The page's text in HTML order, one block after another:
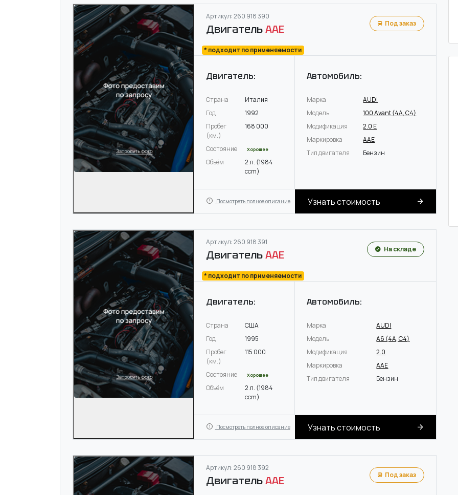
Артикул: 260 918 390
ДвигательAAE
* подходит по применяемости
Под заказ
Двигатель:
Страна
Италия
Год
1992
Пробег
(км.)
168 000
Состояние Хорошее
Объём
2 л. (1984
ccm)
Автомобиль:
Марка
AUDI
Модель
100 Avant (4A, C4)
Модификация
2.0 E
Маркировка
AAE
Тип двигателя
Бензин
Посмотреть полное описание Узнать стоимость
Артикул: 260 918 391
ДвигательAAE
* подходит по применяемости
На складе
Двигатель:
Страна
США
Год
1995
Пробег
(км.)
115 000
Состояние Хорошее
Объём
2 л. (1984
ccm)
Автомобиль:
Марка
AUDI
Модель
A6 (4A, C4)
Модификация
2.0
Маркировка
AAE
Тип двигателя
Бензин
Посмотреть полное описание Узнать стоимость
Артикул: 260 918 392
ДвигательAAE Под заказ